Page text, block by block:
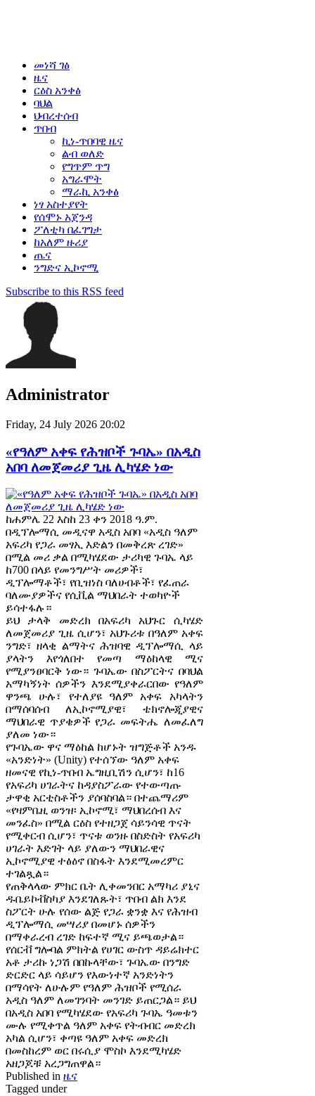
መነሻ ገፅ
ዜና
ርዕስ አንቀፅ
ባህል
ህብረተሰብ
ጥበብ
ኪነ-ጥበባዊ ዜና
ልብ ወለድ
የግጥም ጥግ
አግራሞት
ማራኪ አንቀፅ
ነፃ አስተያየት
የሰሞኑ አጀንዳ
ፖለቲካ በፈገግታ
ከአለም ዙሪያ
ጤና
ንግድና ኢኮኖሚ
Subscribe to this RSS feed
Administrator
Friday, 24 July 2026 20:02
«የዓለም አቀፍ የሕዝቦች ጉባኤ» በአዲስ
አበባ ለመጀመሪያ ጊዜ ሊካሄድ ነው
ከሐምሌ 22 እስከ 23 ቀን 2018 ዓ.ም.
በዲፕሎማሲ መዲናዋ አዲስ አበባ «አዲስ ዓለም
አፍሪካ የጋራ መፃኢ እድልን በመቅረጽ ረገድ»
በሚል መሪ ቃል በሚካሄደው ታሪካዊ ጉባኤ ላይ
ከ700 በላይ የመንግሥት መሪዎች፣
ዲፕሎማቶች፣ የቢዝነስ ባለሀብቶች፣ የፈጠራ
ባለሙያዎችና የሲቪል ማህበራት ተወካዮች
ይሳተፋሉ።
ይህ ታላቅ መድረክ በአፍሪካ አህጉር ሲካሄድ
ለመጀመሪያ ጊዜ ሲሆን፣ አህጉሪቱ በዓለም አቀፍ
ንግድ፣ ዘላቂ ልማትና ሕዝባዊ ዲፕሎማሲ ላይ
ያላትን እየጎለበተ የመጣ ማዕከላዊ ሚና
የሚያንፀባርቅ ነው። ጉባኤው በስፖርትና በባህል
አማካኝነት ሰዎችን እንደሚያቀራርበው የዓለም
ዋንጫ ሁሉ፣ የተለያዩ ዓለም አቀፍ አካላትን
በማሰባሰብ ለኢኮኖሚያዊ፣ ቴክኖሎጂያዊና
ማህበራዊ ጥያቄዎች የጋራ መፍትሔ ለመፈለግ
ያለመ ነው።
የጉባኤው ዋና ማዕከል ከሆኑት ዝግጅቶች አንዱ
«አንድነት» (Unity) የተሰኘው ዓለም አቀፍ
ዘመናዊ የኪነ-ጥበብ ኤግዚቢሽን ሲሆን፣ ከ16
የአፍሪካ ሀገራትና ከዳያስፖራው የተውጣጡ
ታዋቂ አርቲስቶችን ያሰባስባል። በተጨማሪም
«የዛምቤዚ ወንዝ፡ ኢኮኖሚ፣ ማህበረሰብ እና
መንፈስ» በሚል ርዕስ የተዘጋጀ ሳይንሳዊ ጥናት
የሚቀርብ ሲሆን፣ ጥናቱ ወንዙ በስድስት የአፍሪካ
ሀገራት እድገት ላይ ያለውን ማህበራዊና
ኢኮኖሚያዊ ተፅዕኖ በስፋት እንደሚመረምር
ተገልጿል።
የጠቅላላው ምክር ቤት ሊቀመንበር አማካሪ ያኒና
ዱቤይኮቭስካያ እንደገለጹት፣ ጥበብ ልክ እንደ
ስፖርት ሁሉ የሰው ልጅ የጋራ ቋንቋ እና የሕዝብ
ዲፕሎማሲ መሣሪያ በመሆኑ ሰዎችን
በማቀራረብ ረገድ ከፍተኛ ሚና ይጫወታል።
የሰርቭ ግሎባል ምክትል የሀገር ውስጥ ዳይሬክተር
አቶ ታሪኩ ነጋሽ በበኩላቸው፣ ጉባኤው በንግድ
ድርድር ላይ ሳይሆን የእውነተኛ አንድነትን
በማሳየት ለሁሉም የዓለም ሕዝቦች የሚሰራ
አዲስ ዓለም ለመገንባት መንገድ ይጠርጋል። ይህ
በአዲስ አበባ የሚካሄደው የአፍሪካ ጉባኤ ዓመቱን
ሙሉ የሚቀጥል ዓለም አቀፍ የትብብር መድረክ
አካል ሲሆን፣ ቀጣዩ ዓለም አቀፍ መድረክ
በመስከረም ወር በሩሲያ ሞስኮ እንደሚካሄድ
አዘጋጆቹ አረጋግጠዋል።
Published in ዜና
Tagged under